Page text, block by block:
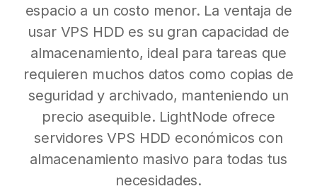
espacio a un costo menor. La ventaja de
usar VPS HDD es su gran capacidad de
almacenamiento, ideal para tareas que
requieren muchos datos como copias de
seguridad y archivado, manteniendo un
precio asequible. LightNode ofrece
servidores VPS HDD económicos con
almacenamiento masivo para todas tus
necesidades.